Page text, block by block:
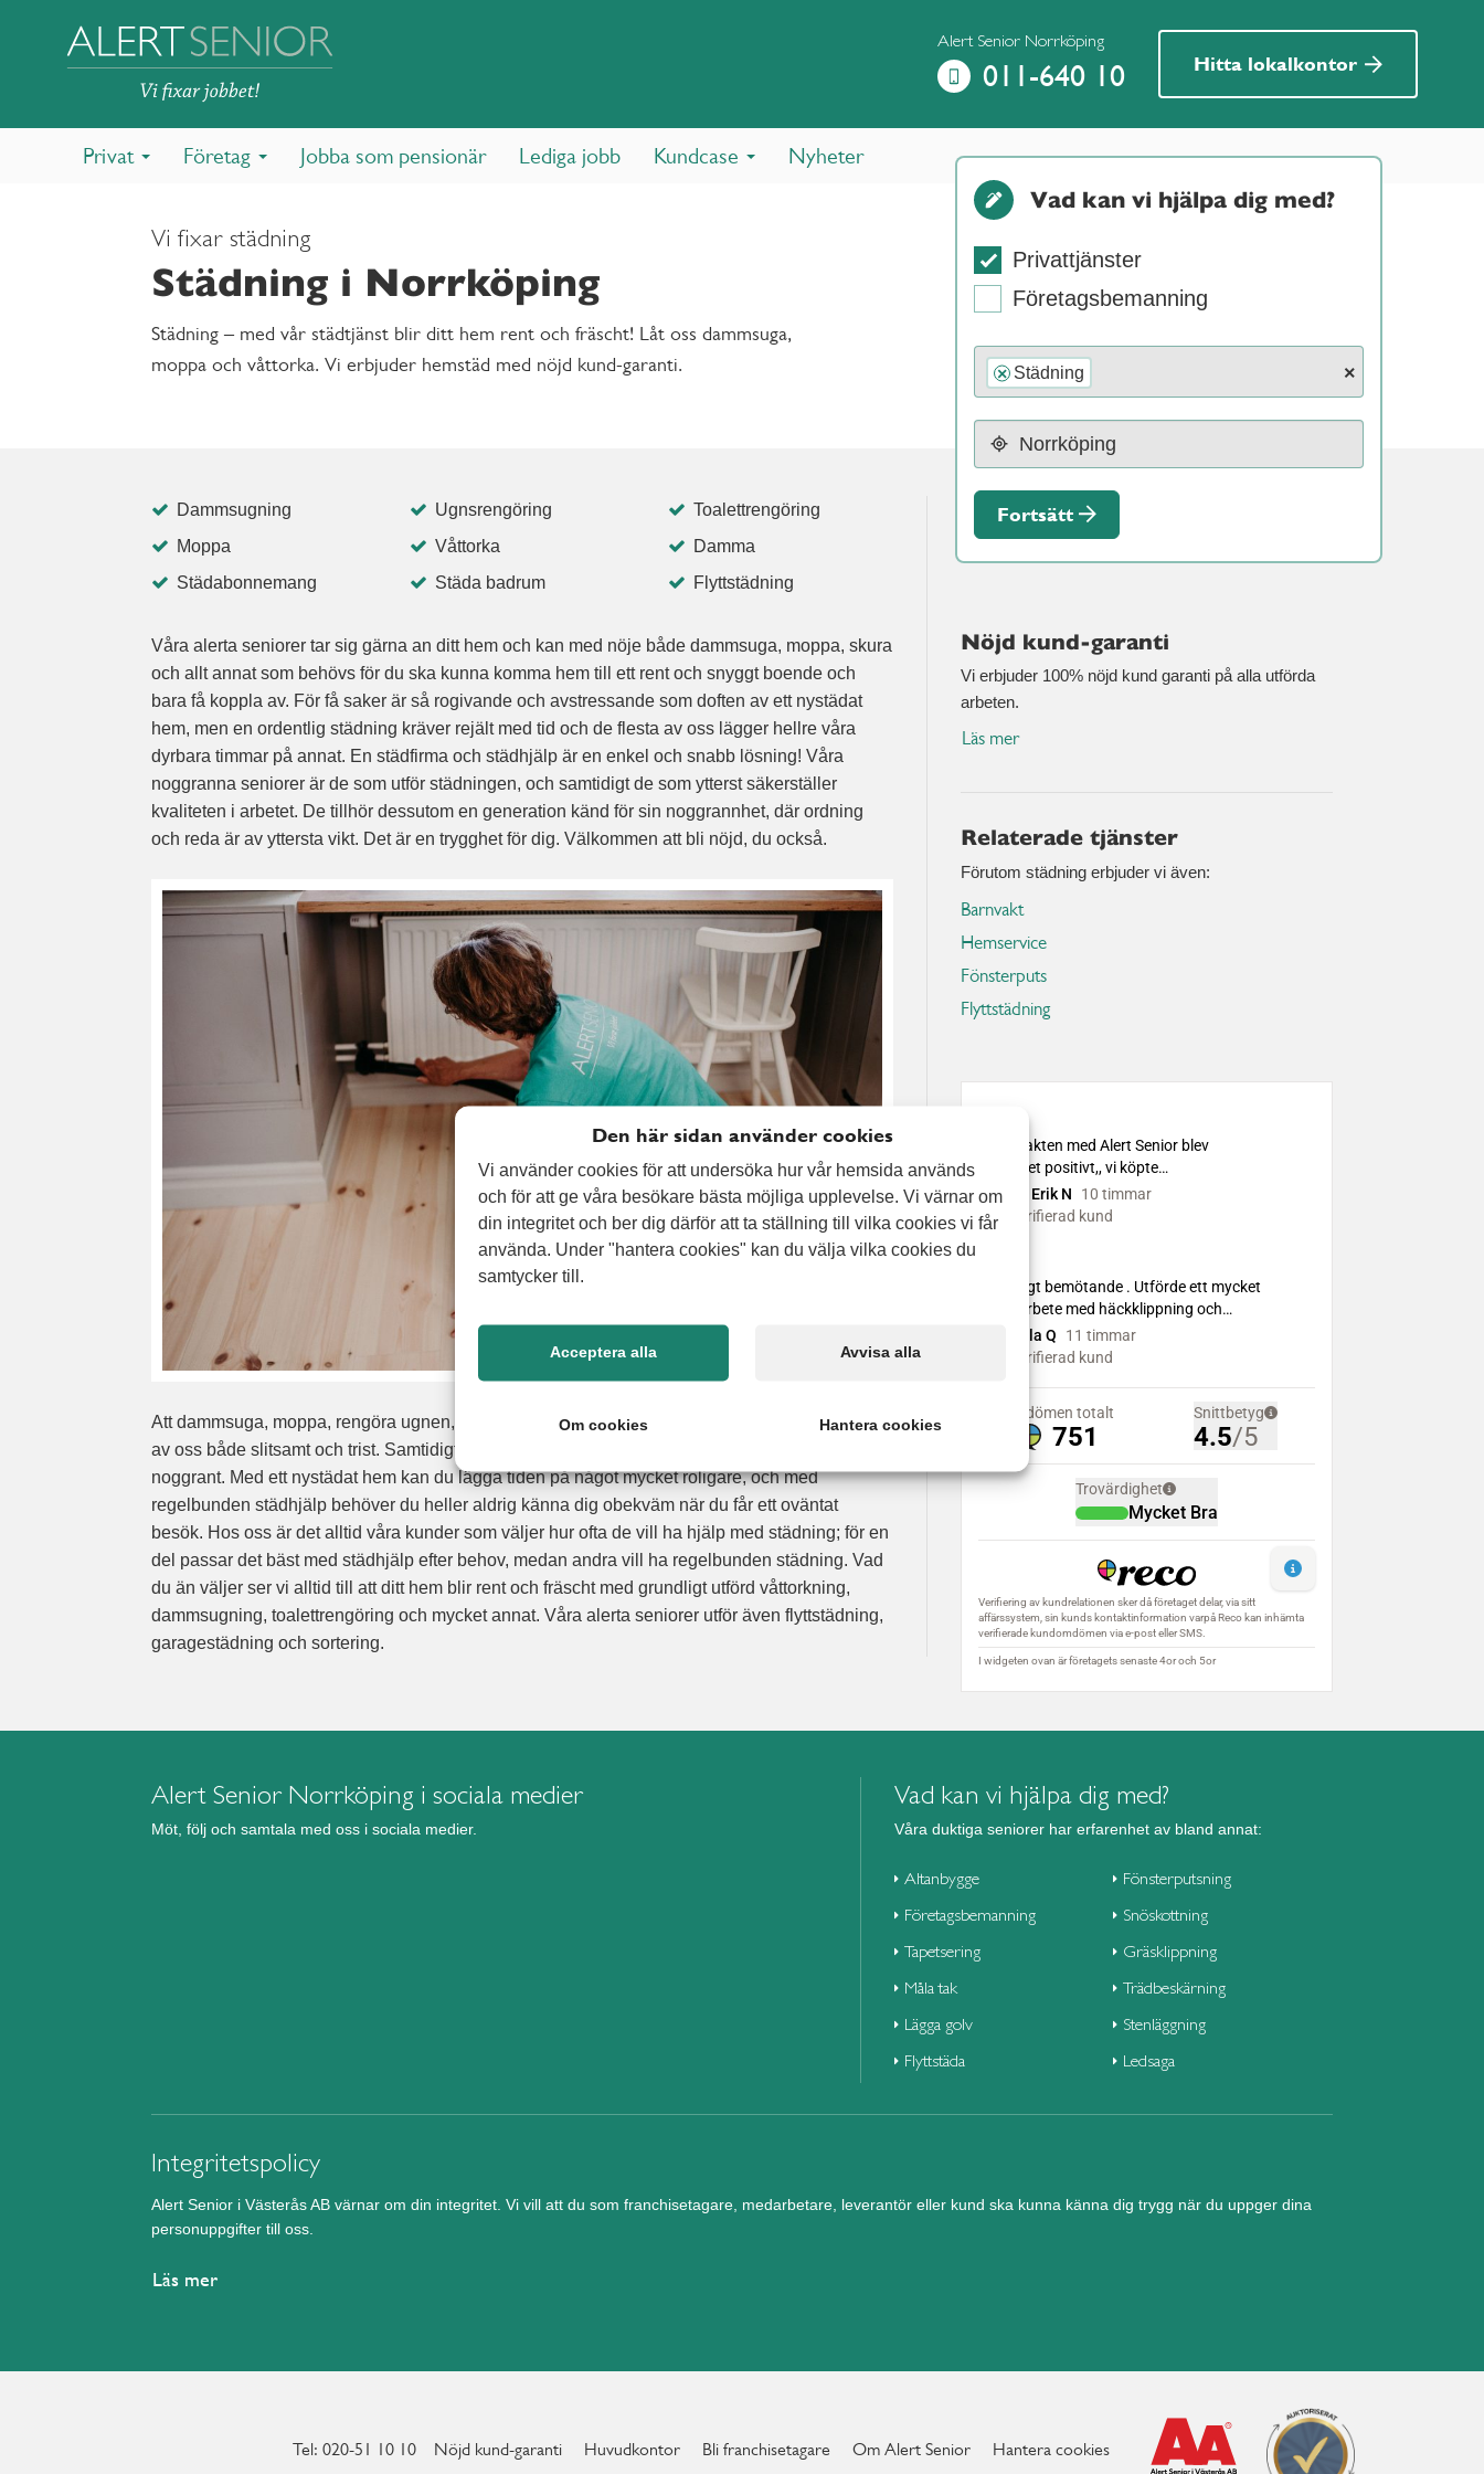
Alert Senior Norrköping
011-640 10 Hitta lokalkontor
Privat Företag Jobba som pensionär Lediga jobb Kundcase Nyheter
Vi fixar städning
Städning i Norrköping
Städning – med vår städtjänst blir ditt hem rent och fräscht! Låt oss dammsuga,
moppa och våttorka. Vi erbjuder hemstäd med nöjd kund-garanti.
Vad kan vi hjälpa dig med?
Privattjänster
Företagsbemanning
×
× Städning
Fortsätt
Dammsugning Ugnsrengöring
Toalettrengöring
Moppa
Våttorka
Damma
Städabonnemang
Städa badrum Flyttstädning
Våra alerta seniorer tar sig gärna an ditt hem och kan med nöje både dammsuga, moppa, skura
och allt annat som behövs för du ska kunna komma hem till ett rent och snyggt boende och
bara få koppla av. För få saker är så rogivande och avstressande som doften av ett nystädat
hem, men en ordentlig städning kräver rejält med tid och de flesta av oss lägger hellre våra
dyrbara timmar på annat. En städfirma och städhjälp är en enkel och snabb lösning! Våra
noggranna seniorer är de som utför städningen, och samtidigt de som ytterst säkerställer
kvaliteten i arbetet. De tillhör dessutom en generation känd för sin noggrannhet, där ordning
och reda är av yttersta vikt. Det är en trygghet för dig. Välkommen att bli nöjd, du också.
Att dammsuga, moppa, rengöra ugnen, bona golv, damma och skura toaletten är enligt de flesta
av oss både slitsamt och trist. Samtidigt är det något som måste göras – helst regelbundet och
noggrant. Med ett nystädat hem kan du lägga tiden på något mycket roligare, och med
regelbunden städhjälp behöver du heller aldrig känna dig obekväm när du får ett oväntat
besök. Hos oss är det alltid våra kunder som väljer hur ofta de vill ha hjälp med städning; för en
del passar det bäst med städhjälp efter behov, medan andra vill ha regelbunden städning. Vad
du än väljer ser vi alltid till att ditt hem blir rent och fräscht med grundligt utförd våttorkning,
dammsugning, toalettrengöring och mycket annat. Våra alerta seniorer utför även flyttstädning,
garagestädning och sortering.
Nöjd kund-garanti
Vi erbjuder 100% nöjd kund garanti på alla utförda
arbeten.
Läs mer
Relaterade tjänster
Förutom städning erbjuder vi även:
Barnvakt
Hemservice
Fönsterputs
Flyttstädning
Alert Senior Norrköping i sociala medier
Möt, följ och samtala med oss i sociala medier.
Vad kan vi hjälpa dig med?
Våra duktiga seniorer har erfarenhet av bland annat:
Altanbygge
Företagsbemanning
Tapetsering
Måla tak
Lägga golv
Flyttstäda
Fönsterputsning
Snöskottning
Gräsklippning
Trädbeskärning
Stenläggning
Ledsaga
Integritetspolicy
Alert Senior i Västerås AB värnar om din integritet. Vi vill att du som franchisetagare, medarbetare, leverantör eller kund ska kunna känna dig trygg när du uppger dina
personuppgifter till oss.
Läs mer
Tel: 020-51 10 10 Nöjd kund-garanti Huvudkontor Bli franchisetagare Om Alert Senior Hantera cookies
Den här sidan använder cookies
Vi använder cookies för att undersöka hur vår hemsida används
och för att ge våra besökare bästa möjliga upplevelse. Vi värnar om
din integritet och ber dig därför att ta ställning till vilka cookies vi får
använda. Under "hantera cookies" kan du välja vilka cookies du
samtycker till.
Acceptera alla Avvisa alla
Om cookies Hantera cookies